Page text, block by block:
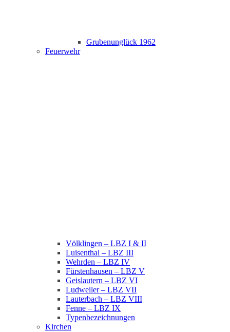
Grubenunglück 1962
Feuerwehr
Völklingen – LBZ I & II
Luisenthal – LBZ III
Wehrden – LBZ IV
Fürstenhausen – LBZ V
Geislautern – LBZ VI
Ludweiler – LBZ VII
Lauterbach – LBZ VIII
Fenne – LBZ IX
Typenbezeichnungen
Kirchen